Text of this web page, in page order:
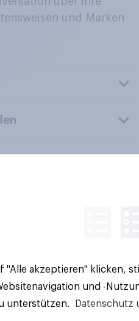
und Marken
Rechte vorbehalten.
"Alle akzeptieren" klicken,
und -
unterstützen.
Datenschutz